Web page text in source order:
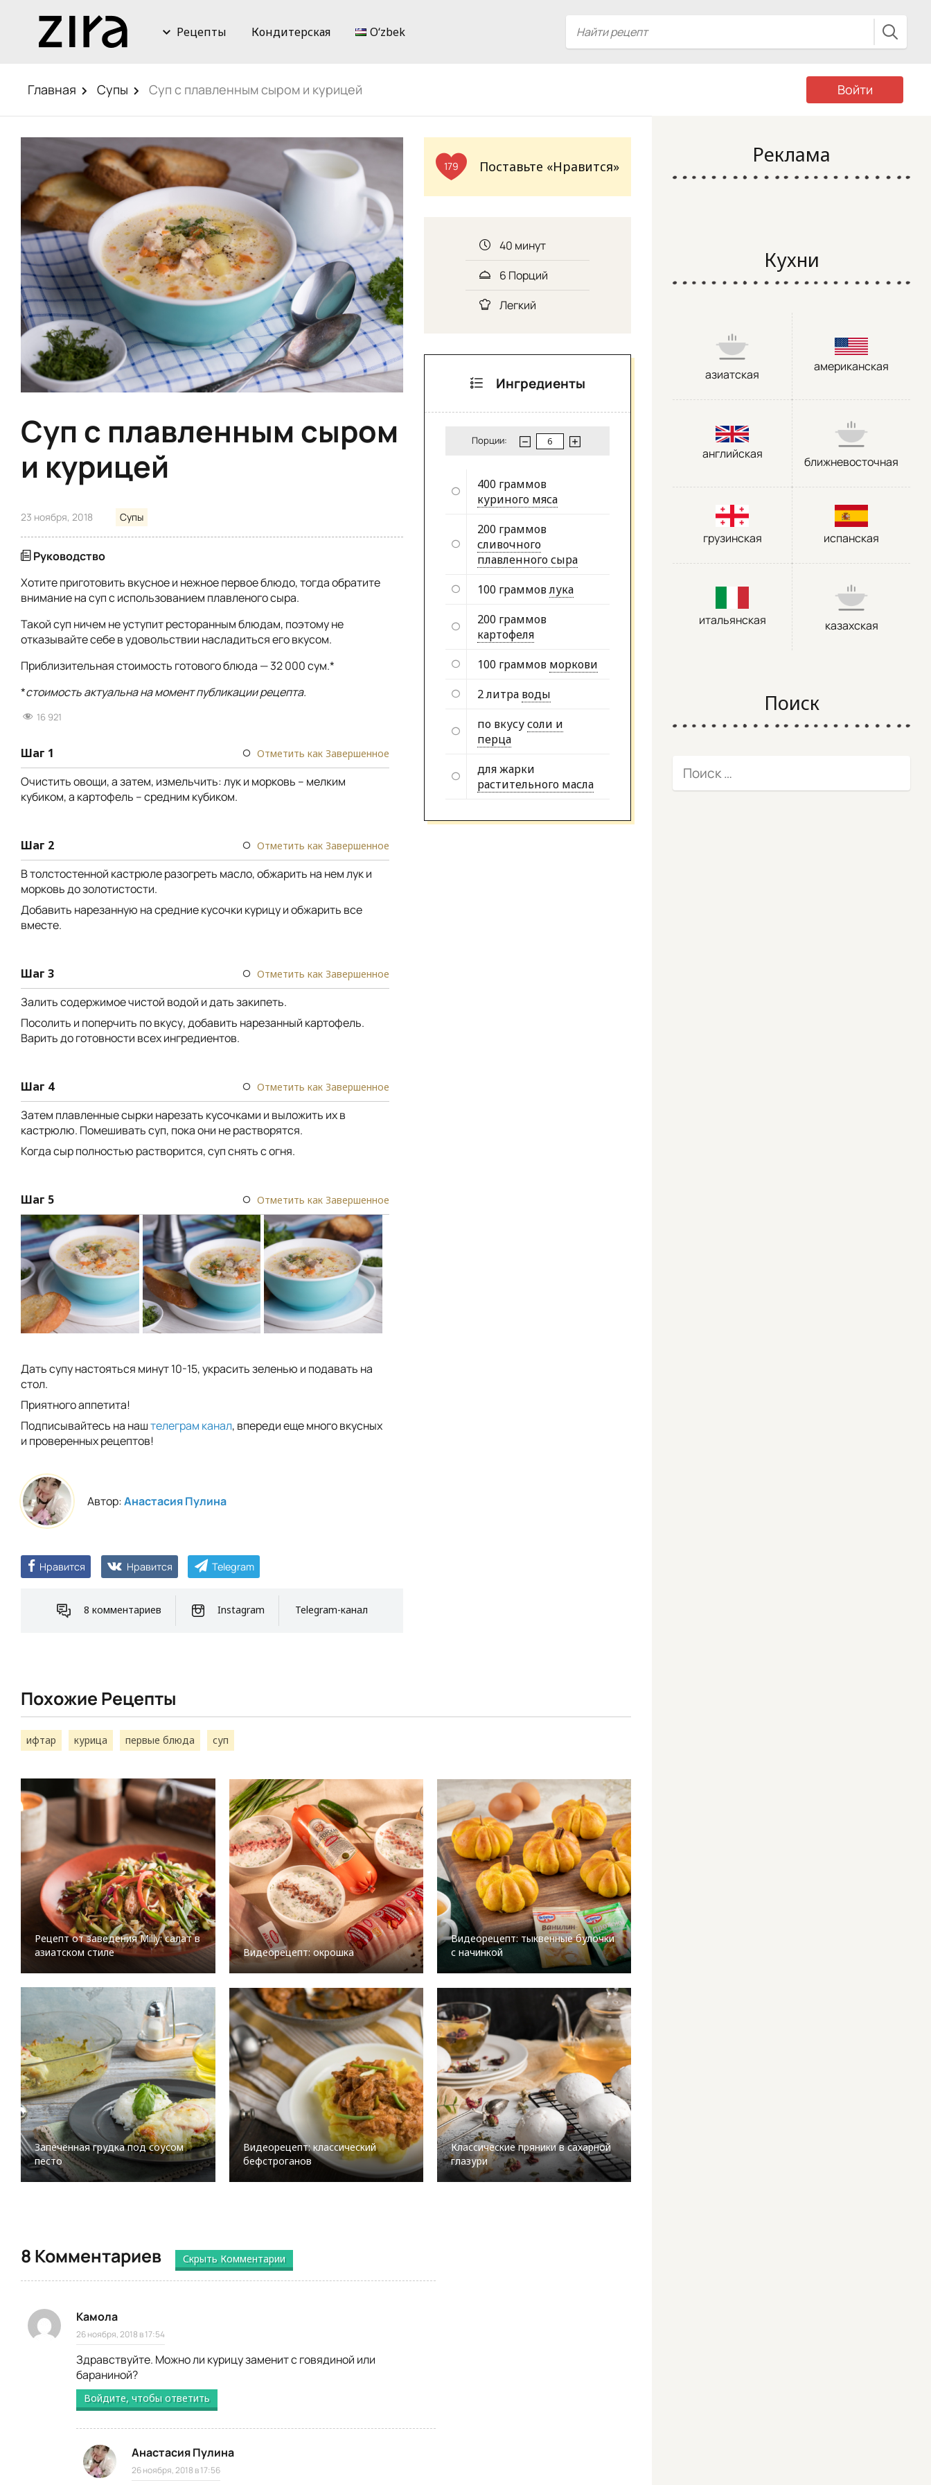
Рецепты Кондитерская Oʻzbek
Главная Супы Суп с плавленным сыром и курицей Войти
Суп с плавленным сыром
и курицей
23 ноября, 2018 Супы
Руководство
Хотите приготовить вкусное и нежное первое блюдо, тогда обратите
внимание на суп с использованием плавленого сыра.
Такой суп ничем не уступит ресторанным блюдам, поэтому не
отказывайте себе в удовольствии насладиться его вкусом.
Приблизительная стоимость готового блюда — 32 000 сум.*
*стоимость актуальна на момент публикации рецепта.
16 921
Шаг 1 Отметить как Завершенное
Очистить овощи, а затем, измельчить: лук и морковь – мелким
кубиком, а картофель – средним кубиком.
Шаг 2 Отметить как Завершенное
В толстостенной кастрюле разогреть масло, обжарить на нем лук и
морковь до золотистости.
Добавить нарезанную на средние кусочки курицу и обжарить все
вместе.
Шаг 3 Отметить как Завершенное
Залить содержимое чистой водой и дать закипеть.
Посолить и поперчить по вкусу, добавить нарезанный картофель.
Варить до готовности всех ингредиентов.
Шаг 4 Отметить как Завершенное
Затем плавленные сырки нарезать кусочками и выложить их в
кастрюлю. Помешивать суп, пока они не растворятся.
Когда сыр полностью растворится, суп снять с огня.
Шаг 5 Отметить как Завершенное
Дать супу настояться минут 10-15, украсить зеленью и подавать на
стол.
Приятного аппетита!
Подписывайтесь на наштелеграм канал, впереди еще много вкусных
и проверенных рецептов!
Автор:Анастасия Пулина
Нравится Нравится Telegram
8 комментариев Instagram Telegram-канал
179 Поставьте «Нравится»
40 минут
6 Порций
Легкий
Ингредиенты
Порции:
400 граммов
куриного мяса
200 граммов
сливочного
плавленного сыра
100 граммовлука
200 граммов
картофеля
100 граммов моркови
2 литра воды
по вкусусоли и
перца
для жарки
растительного масла
Похожие Рецепты
ифтар курица первые блюда суп
Рецепт от заведения Milly: салат в
азиатском стиле
Видеорецепт: окрошка
Видеорецепт: тыквенные булочки
с начинкой
Запечённая грудка под соусом
песто
Видеорецепт: классический
бефстроганов
Классические пряники в сахарной
глазури
8 Комментариев Скрыть Комментарии
Камола
26 ноября, 2018 в 17:54
Здравствуйте. Можно ли курицу заменит с говядиной или
бараниной?
Войдите, чтобы ответить
Анастасия Пулина
26 ноября, 2018 в 17:56
Реклама
Кухни
азиатская
американская
английская
ближневосточная
грузинская испанская
итальянская казахская
Поиск